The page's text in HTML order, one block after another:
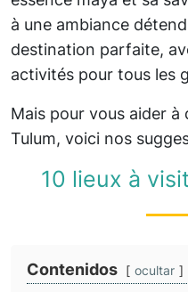
à une ambiance
destination parfaite,
activités pour tous les
Mais pour vous aider
Tulum, voici nos
10 lieux à
Contenidos ocultar